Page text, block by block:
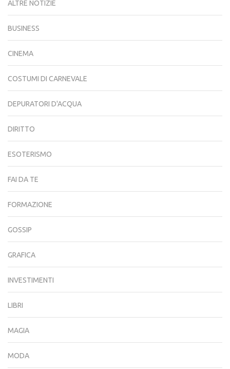
ALTRE NOTIZIE
BUSINESS
CINEMA
COSTUMI DI CARNEVALE
DEPURATORI D'ACQUA
DIRITTO
ESOTERISMO
FAI DA TE
FORMAZIONE
GOSSIP
GRAFICA
INVESTIMENTI
LIBRI
MAGIA
MODA